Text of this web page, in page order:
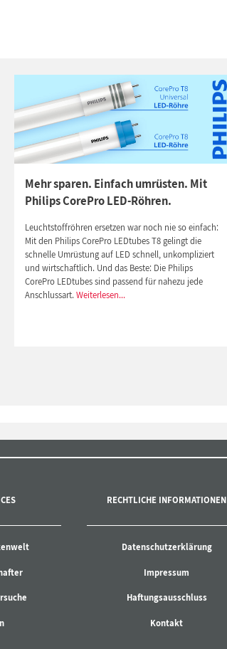
Mehr sparen. Einfach umrüsten. Mit
Philips CorePro LED-Röhren.
Leuchtstoffröhren ersetzen war noch nie so einfach:
Mit den Philips CorePro LEDtubes T8 gelingt die
schnelle Umrüstung auf LED schnell, unkompliziert
und wirtschaftlich. Und das Beste: Die Philips
CorePro LEDtubes sind passend für nahezu jede
Anschlussart. Weiterlesen...
RECHTLICHE INFORMATIONEN
Datenschutzerklärung
Impressum
Haftungsausschluss
Kontakt